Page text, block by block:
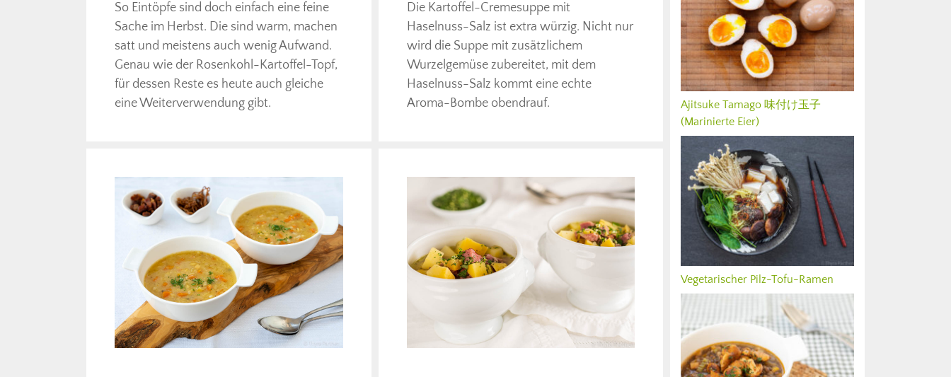
So Eintöpfe sind doch einfach eine feine
Sache im Herbst. Die sind warm, machen
satt und meistens auch wenig Aufwand.
Genau wie der Rosenkohl-Kartoffel-Topf,
für dessen Reste es heute auch gleiche
eine Weiterverwendung gibt.
Die Kartoffel-Cremesuppe mit
Haselnuss-Salz ist extra würzig. Nicht nur
wird die Suppe mit zusätzlichem
Wurzelgemüse zubereitet, mit dem
Haselnuss-Salz kommt eine echte
Aroma-Bombe obendrauf.
Ajitsuke Tamago 味付け玉子
(Marinierte Eier)
Vegetarischer Pilz-Tofu-Ramen